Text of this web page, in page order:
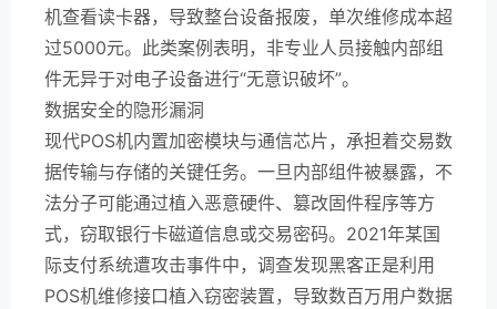
机查看读卡器，导致整台设备报废，单次维修成本超
过5000元。此类案例表明，非专业人员接触内部组
件无异于对电子设备进行“无意识破坏”。
数据安全的隐形漏洞
现代POS机内置加密模块与通信芯片，承担着交易数
据传输与存储的关键任务。一旦内部组件被暴露，不
法分子可能通过植入恶意硬件、篡改固件程序等方
式，窃取银行卡磁道信息或交易密码。2021年某国
际支付系统遭攻击事件中，调查发现黑客正是利用
POS机维修接口植入窃密装置，导致数百万用户数据